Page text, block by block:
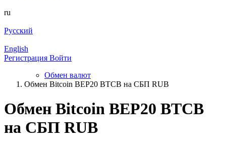
ru
Русский
English
Регистрация Войти
Обмен валют
Обмен Bitcoin BEP20 BTCB на СБП RUB
Обмен Bitcoin BEP20 BTCB
на СБП RUB